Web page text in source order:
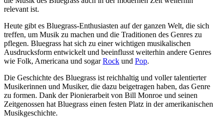
relevant ist.
Heute gibt es Bluegrass-Enthusiasten auf der ganzen Welt, die sich
treffen, um Musik zu machen und die Traditionen des Genres zu
pflegen. Bluegrass hat sich zu einer wichtigen musikalischen
Ausdrucksform entwickelt und beeinflusst weiterhin andere Genres
wie Folk, Americana und sogarRock und Pop.
Die Geschichte des Bluegrass ist reichhaltig und voller talentierter
Musikerinnen und Musiker, die dazu beigetragen haben, das Genre
zu formen. Dank der Pionierarbeit von Bill Monroe und seinen
Zeitgenossen hat Bluegrass einen festen Platz in der amerikanischen
Musikgeschichte.